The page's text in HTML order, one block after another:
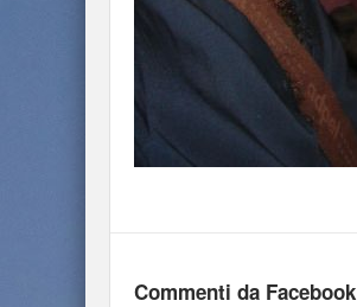
Commenti da Facebook